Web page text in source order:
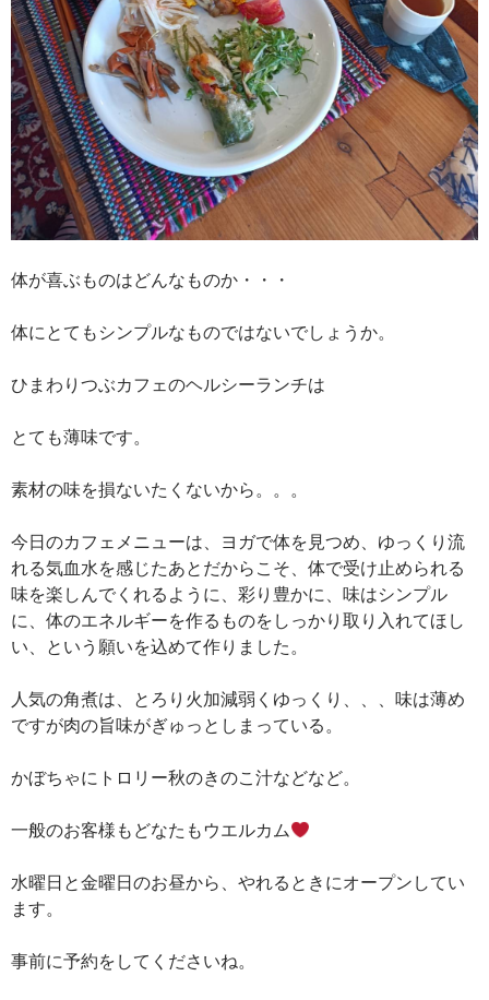
体が喜ぶものはどんなものか・・・
体にとてもシンプルなものではないでしょうか。
ひまわりつぶカフェのヘルシーランチは
とても薄味です。
素材の味を損ないたくないから。。。
今日のカフェメニューは、ヨガで体を見つめ、ゆっくり流
れる気血水を感じたあとだからこそ、体で受け止められる
味を楽しんでくれるように、彩り豊かに、味はシンプル
に、体のエネルギーを作るものをしっかり取り入れてほし
い、という願いを込めて作りました。
人気の角煮は、とろり火加減弱くゆっくり、、、味は薄め
ですが肉の旨味がぎゅっとしまっている。
かぼちゃにトロリー秋のきのこ汁などなど。
一般のお客様もどなたもウエルカム
水曜日と金曜日のお昼から、やれるときにオープンしてい
ます。
事前に予約をしてくださいね。